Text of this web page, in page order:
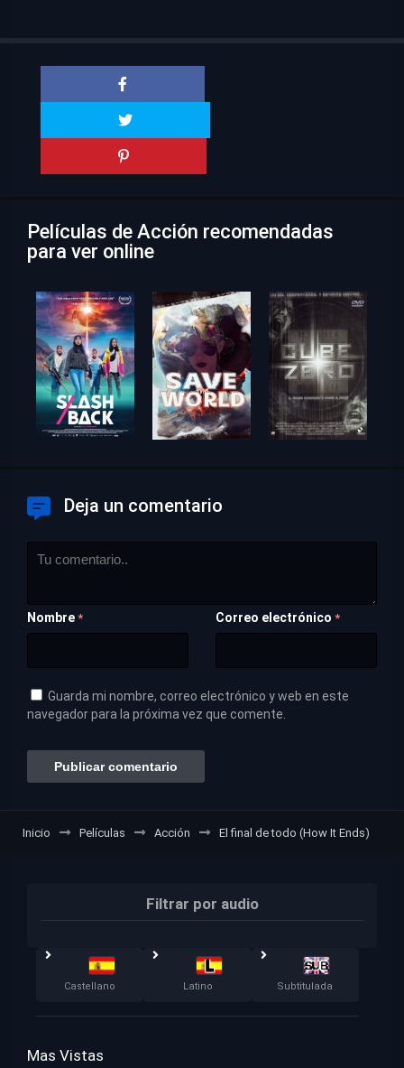
Películas de Acción recomendadas
para ver online
Deja un comentario
Nombre * Correo electrónico *
Guarda mi nombre, correo electrónico y web en este
navegador para la próxima vez que comente.
Inicio Películas Acción El final de todo (How It Ends)
Filtrar por audio
Castellano Latino Subtitulada
Mas Vistas